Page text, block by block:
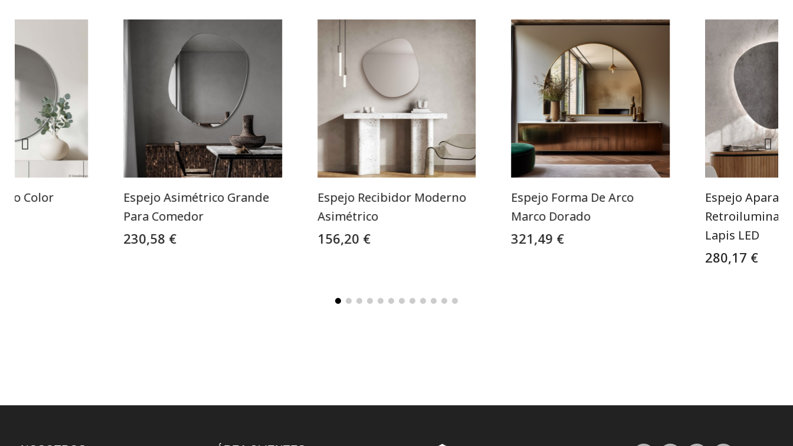
Color
Espejo Asimétrico Grande
Para Comedor
230,58 €
Espejo Recibidor Moderno
Asimétrico
156,20 €
Espejo Forma De Arco
Marco Dorado
321,49 €
Espejo
Lapis LED
280,17 €